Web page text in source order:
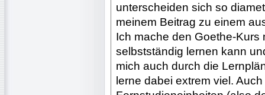
unterscheiden sich so
meinem Beitrag zu einem
Ich mache den Goethe-Kurs
selbstständig lernen kann
mich auch durch die
lerne dabei extrem viel.